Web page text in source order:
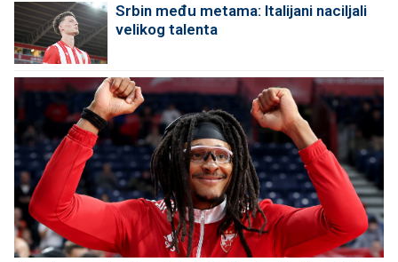
Srbin među metama: Italijani naciljali
velikog talenta